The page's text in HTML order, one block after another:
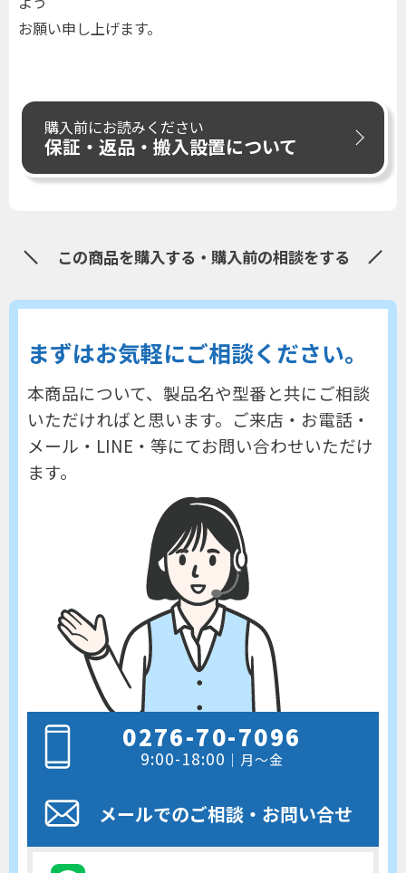
お願い申し上げます。
購入前にお読みください
保証・返品・搬入設置について
この商品を購入する・購入前の相談をする
まずはお気軽にご相談ください。
本商品について、製品名や型番と共にご相談
いただければと思います。 ご来店・お電話・
メール・LINE・等にてお問い合わせいただけ
ます。
0276-70-7096
9:00-18:00 ｜月～金
メールでのご相談 ・お問い合せ